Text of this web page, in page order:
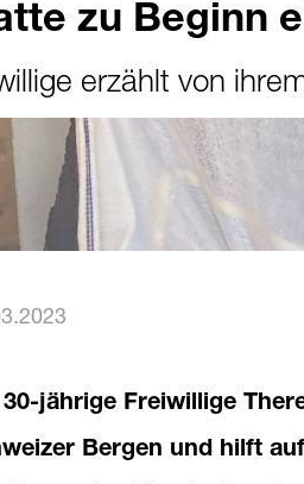
zu Beginn
erzählt von
30-jährige Freiwillige
Bergen und hilft